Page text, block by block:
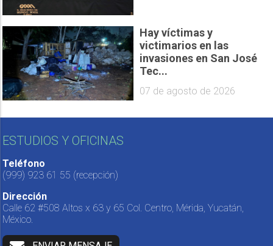
Hay víctimas y
victimarios en las
invasiones en San José
Tec...
07 de agosto de 2026
ESTUDIOS Y OFICINAS
Teléfono
(999) 923 61 55 (recepción)
Dirección
Calle 62 #508 Altos x 63 y 65 Col. Centro, Mérida, Yucatán,
México.